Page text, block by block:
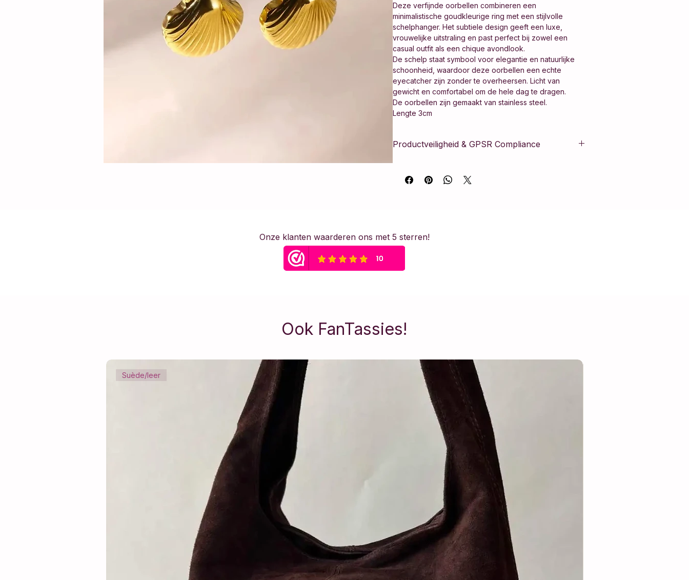
Deze verfijnde oorbellen combineren een
minimalistische goudkleurige ring met een stijlvolle
schelphanger. Het subtiele design geeft een luxe,
vrouwelijke uitstraling en past perfect bij zowel een
casual outfit als een chique avondlook.
De schelp staat symbool voor elegantie en natuurlijke
schoonheid, waardoor deze oorbellen een echte
eyecatcher zijn zonder te overheersen. Licht van
gewicht en comfortabel om de hele dag te dragen.
De oorbellen zijn gemaakt van stainless steel.
Lengte 3cm
Productveiligheid & GPSR Compliance
Verordening Productveiligheid (GPSR). Het product is
vervaardigd volgens strikte veiligheidsnormen en bevat
Dit sieraad is met zorg vervaardigd maar bevat kleine
onderdelen. Vanwege verstikkingsgevaar is het artikel
adviseren om sieraden af te doen tijdens het douchen,
Onze klanten waarderen ons met 5 sterren!
Ook FanTassies!
Suède/leer